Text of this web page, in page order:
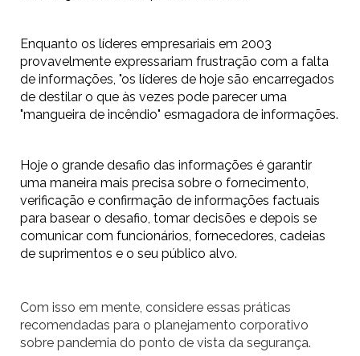
Enquanto os líderes empresariais em 2003
provavelmente expressariam frustração com a falta
de informações, "os líderes de hoje são encarregados
de destilar o que às vezes pode parecer uma
"mangueira de incêndio" esmagadora de informações.
Hoje o grande desafio das informações é garantir
uma maneira mais precisa sobre o fornecimento,
verificação e confirmação de informações factuais
para basear o desafio, tomar decisões e depois se
comunicar com funcionários, fornecedores, cadeias
de suprimentos e o seu público alvo.
Com isso em mente, considere essas práticas
recomendadas para o planejamento corporativo
sobre pandemia do ponto de vista da segurança.